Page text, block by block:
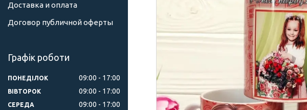
Доставка и оплата
Договор публичной оферты
Графік роботи
ПОНЕДІЛОК 09:00 17:00
ВІВТОРОК 09:00 17:00
СЕРЕДА 09:00 17:00